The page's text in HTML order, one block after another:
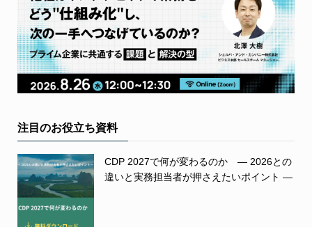
注目のお役立ち資料
CDP 2027で何が変わるのか ― 2026との
違いと実務担当者が押さえたいポイント ―